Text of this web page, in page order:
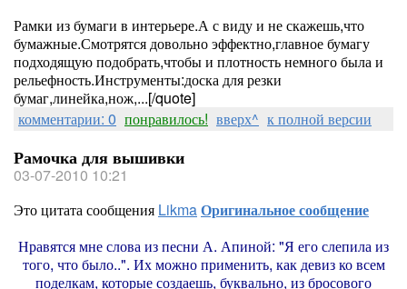
Рамки из бумаги в интерьере.А с виду и не скажешь,что
бумажные.Смотрятся довольно эффектно,главное бумагу
подходящую подобрать,чтобы и плотность немного была и
рельефность.Инструменты:доска для резки
бумаг,линейка,нож,...[/quote]
комментарии: 0 понравилось! вверх^ к полной версии
Рамочка для вышивки
03-07-2010 10:21
Это цитата сообщения LikmaОригинальное сообщение
Нравятся мне слова из песни А. Апиной: "Я его слепила из
того, что было..". Их можно применить, как девиз ко всем
поделкам, которые создаешь, буквально, из бросового